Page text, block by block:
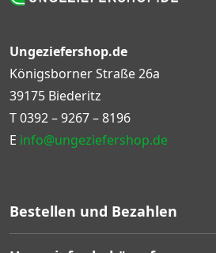
Bestellen und Bezahlen
Ungeziefershop.de
Königsborner Straße 26a
39175 Biederitz
T0392 – 9267 – 8196
E info@ungeziefershop.de